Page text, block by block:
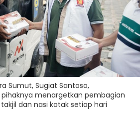
Sumut, Sugiat Santoso,
menargetkan pembagian
dan nasi kotak setiap hari